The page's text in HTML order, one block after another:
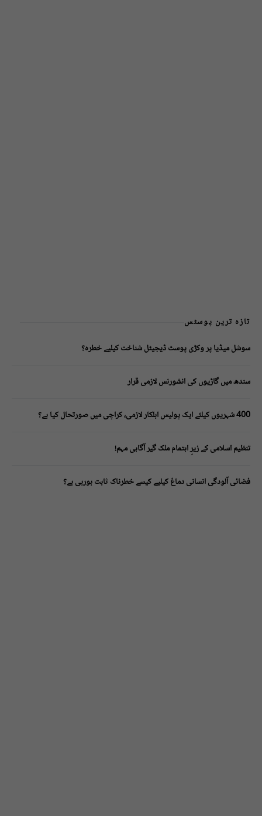
تازہ ترین پوسٹس
سوشل میڈیا پر وکڑی پوسٹ ڈیجیٹل شناخت کیلیے خطرہ؟
سندھ میں گاڑیوں کی انشورنس لازمی قرار
400 شہریوں کیلئے ایک پولیس اہلکار لازمی، کراچی میں صورتحال کیا ہے؟
تنظیم اسلامی کے زیرِ اہتمام ملک گیر آگاہی مہم!
فضائی آلودگی انسانی دماغ کیلیے کیسے خطرناک ثابت ہورہی ہے؟